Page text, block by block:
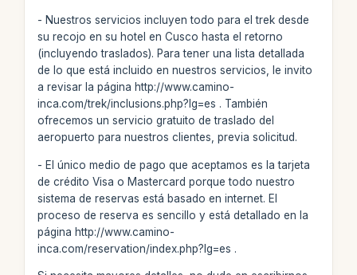
- Nuestros servicios incluyen todo para el trek desde
su recojo en su hotel en Cusco hasta el retorno
(incluyendo traslados). Para tener una lista detallada
de lo que está incluido en nuestros servicios, le invito
a revisar la página http://www.camino-
inca.com/trek/inclusions.php?lg=es . También
ofrecemos un servicio gratuito de traslado del
aeropuerto para nuestros clientes, previa solicitud.
- El único medio de pago que aceptamos es la tarjeta
de crédito Visa o Mastercard porque todo nuestro
sistema de reservas está basado en internet. El
proceso de reserva es sencillo y está detallado en la
página http://www.camino-
inca.com/reservation/index.php?lg=es .